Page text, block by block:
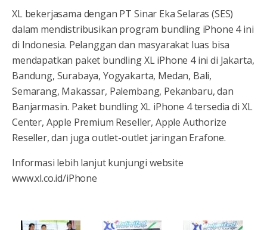
XL bekerjasama dengan PT Sinar Eka Selaras (SES)
dalam mendistribusikan program bundling iPhone 4 ini
di Indonesia. Pelanggan dan masyarakat luas bisa
mendapatkan paket bundling XL iPhone 4 ini di Jakarta,
Bandung, Surabaya, Yogyakarta, Medan, Bali,
Semarang, Makassar, Palembang, Pekanbaru, dan
Banjarmasin. Paket bundling XL iPhone 4 tersedia di XL
Center, Apple Premium Reseller, Apple Authorize
Reseller, dan juga outlet-outlet jaringan Erafone.
Informasi lebih lanjut kunjungi website
www.xl.co.id/iPhone